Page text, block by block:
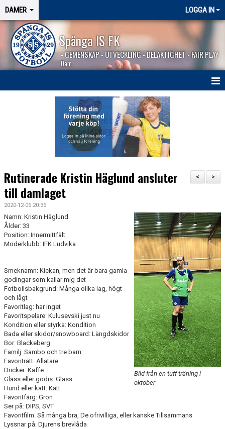
DAMER LOGGA IN
Spånga IS FK
- GEMENSKAP - UTVECKLING - DELAKTIGHET - FAIR PLAY
Dam
MATCHER
BILDGALLERI
KONTAKT
TIDIGARE SÄSONGER
>
<
Rutinerade Kristin Häglund ansluter
till damlaget
2020-12-06 20:36
Bild från en tuff träning i
oktober
Namn: Kristin Häglund
Ålder: 33
Position: Innermittfält
Moderklubb: IFK Ludvika
Smeknamn: Kickan, men det är bara gamla
godingar som kallar mig det
Fotbollsbakgrund: Många olika lag, högt
och lågt
Favoritlag: har inget
Favoritspelare: Kulusevski just nu
Kondition eller styrka: Kondition
Bada eller skidor/snowboard: Längdskidor
Bor: Blackeberg
Familj: Sambo och tre barn
Favoriträtt: Allätare
Dricker: Kaffe
Glass eller godis: Glass
Hund eller katt: Katt
Favoritfärg: Grön
Ser på: DIPS, SVT
Favoritfilm: Så många bra, De ofrivilliga, eller kanske Tillsammans
Lyssnar på: Djurens brevlåda